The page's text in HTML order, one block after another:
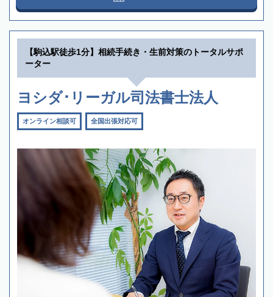
【駒込駅徒歩1分】相続手続き・生前対策のトータルサポ
ーター
ヨシダ･リーガル司法書士法人
オンライン相談可 全国出張対応可